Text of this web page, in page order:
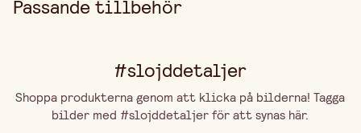
Passande tillbehör
#slojddetaljer
Shoppa produkterna genom att klicka på bilderna! Tagga
bilder med #slojddetaljer för att synas här.